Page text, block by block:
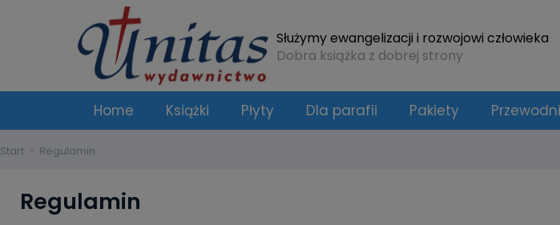
Służymy ewangelizacji i rozwojowi człowieka
Dobra książka z dobrej strony
Home Książki Płyty Dla parafii Pakiety
Start Regulamin
Regulamin